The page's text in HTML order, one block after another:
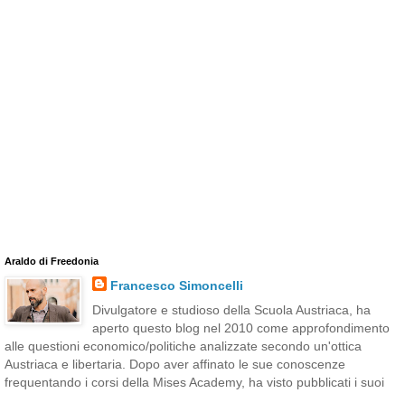
Araldo di Freedonia
Francesco Simoncelli
Divulgatore e studioso della Scuola Austriaca, ha
aperto questo blog nel 2010 come approfondimento
alle questioni economico/politiche analizzate secondo un'ottica
Austriaca e libertaria. Dopo aver affinato le sue conoscenze
frequentando i corsi della Mises Academy, ha visto pubblicati i suoi